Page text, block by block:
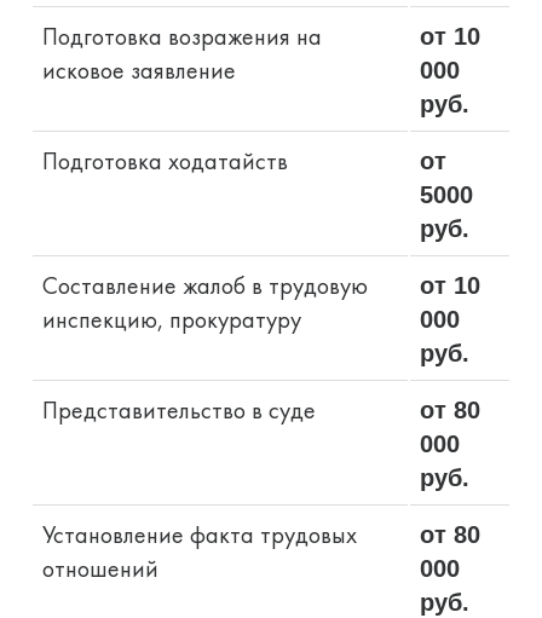
Подготовка возражения на
исковое заявление
от 10
000
руб.
Подготовка ходатайств
от
5000
руб.
Составление жалоб в трудовую
инспекцию, прокуратуру
от 10
000
руб.
Представительство в суде
от 80
000
руб.
Установление факта трудовых
отношений
от 80
000
руб.